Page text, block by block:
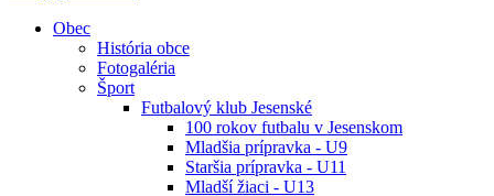
Obec
História obce
Fotogaléria
Šport
Futbalový klub Jesenské
100 rokov futbalu v Jesenskom
Mladšia prípravka - U9
Staršia prípravka - U11
Mladší žiaci - U13